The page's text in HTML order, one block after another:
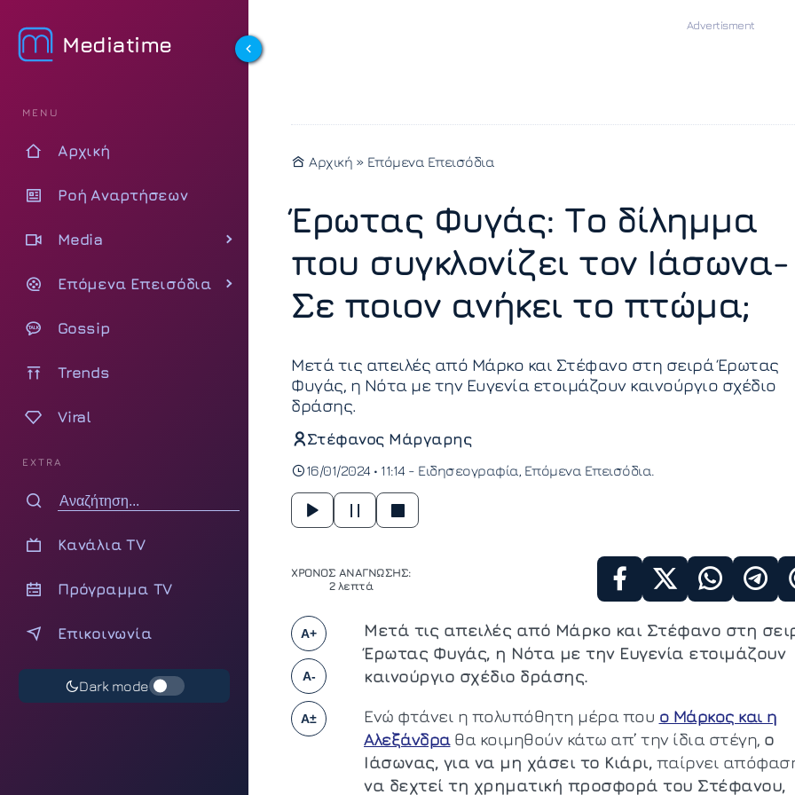
Mediatime
MENU
Αρχική
Ροή Αναρτήσεων
Media
Επόμενα Επεισόδια
Gossip
Trends
Viral
EXTRA
Κανάλια TV
Πρόγραμμα TV
Επικοινωνία
Dark mode
Αρχική » Επόμενα Επεισόδια
Έρωτας Φυγάς: Το δίλημμα
που συγκλονίζει τον Ιάσωνα-
Σε ποιον ανήκει το πτώμα;
Μετά τις απειλές από Μάρκο και Στέφανο στη σειρά Έρωτας
Φυγάς, η Νότα με την Ευγενία ετοιμάζουν καινούργιο σχέδιο
δράσης.
Στέφανος Μάργαρης
16/01/2024 • 11:14 - Ειδησεογραφία Επόμενα Επεισόδια
ΧΡΟΝΟΣ ΑΝΑΓΝΩΣΗΣ:
2 λεπτά
A+
A-
A±
Μετά τις απειλές από Μάρκο και Στέφανο στη
Έρωτας Φυγάς, η Νότα με την Ευγενία ετοιμάζουν
καινούργιο σχέδιο δράσης.
Ενώ φτάνει η πολυπόθητη μέρα που o Μάρκος και η
Αλεξάνδρα θα κοιμηθούν κάτω απ’ την ίδια στέγη, ο
Ιάσωνας, για να μη χάσει το Κιάρι, παίρνει
να δεχτεί τη χρηματική προσφορά του Στέφανου,